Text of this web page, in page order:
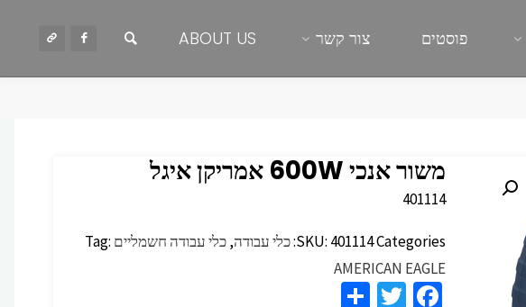
פוסטים צור קשר ABOUT US
משור אנכי 600W אמריקן איגל
401114
SKU: 401114Categories: כלי עבודה,כלי עבודה חשמליים Tag:
AMERICAN EAGLE
Fa
T